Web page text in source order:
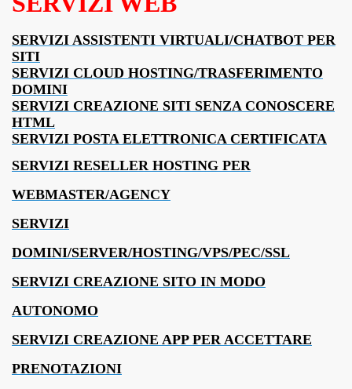
SERVIZI ASSISTENTI VIRTUALI/CHATBOT PER
SITI
SERVIZI CLOUD HOSTING/TRASFERIMENTO
DOMINI
SERVIZI CREAZIONE SITI SENZA CONOSCERE
HTML
SERVIZI POSTA ELETTRONICA CERTIFICATA
SERVIZI RESELLER HOSTING PER
WEBMASTER/AGENCY
SERVIZI
DOMINI/SERVER/HOSTING/VPS/PEC/SSL
SERVIZI CREAZIONE SITO IN MODO
AUTONOMO
SERVIZI CREAZIONE APP PER ACCETTARE
PRENOTAZIONI